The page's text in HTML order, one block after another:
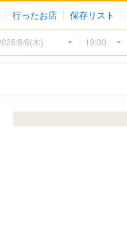
行ったお店 保存リスト